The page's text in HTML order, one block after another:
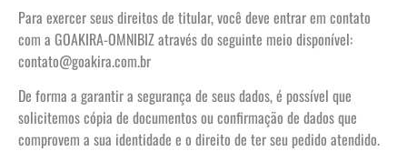
Para exercer seus direitos de titular, você deve entrar em contato
com a GOAKIRA-OMNIBIZ através do seguinte meio disponível:
contato@goakira.com.br
De forma a garantir a segurança de seus dados, é possível que
solicitemos cópia de documentos ou confirmação de dados que
comprovem a sua identidade e o direito de ter seu pedido atendido.